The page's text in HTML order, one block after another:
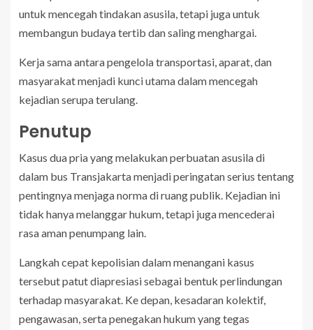
untuk mencegah tindakan asusila, tetapi juga untuk
membangun budaya tertib dan saling menghargai.
Kerja sama antara pengelola transportasi, aparat, dan
masyarakat menjadi kunci utama dalam mencegah
kejadian serupa terulang.
Penutup
Kasus dua pria yang melakukan perbuatan asusila di
dalam bus Transjakarta menjadi peringatan serius tentang
pentingnya menjaga norma di ruang publik. Kejadian ini
tidak hanya melanggar hukum, tetapi juga mencederai
rasa aman penumpang lain.
Langkah cepat kepolisian dalam menangani kasus
tersebut patut diapresiasi sebagai bentuk perlindungan
terhadap masyarakat. Ke depan, kesadaran kolektif,
pengawasan, serta penegakan hukum yang tegas